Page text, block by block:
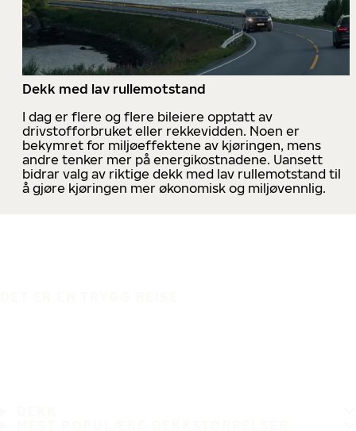
Dekk med lav rullemotstand
I dag er flere og flere bileiere opptatt av
drivstofforbruket eller rekkevidden. Noen er
bekymret for miljøeffektene av kjøringen, mens
andre tenker mer på energikostnadene. Uansett
bidrar valg av riktige dekk med lav rullemotstand til
å gjøre kjøringen mer økonomisk og miljøvennlig.